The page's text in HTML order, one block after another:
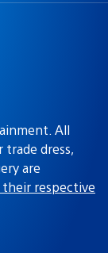
All
dress,
are
respective